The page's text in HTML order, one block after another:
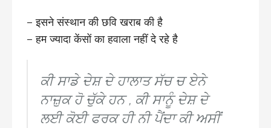
– इसने संस्थान की छवि खराब की है
– हम ज्यादा केंसों का हवाला नहीं दे रहे है
ਕੀ ਸਾਡੇ ਦੇਸ਼ ਦੇ ਹਾਲਾਤ ਸੱਚ ਚ ਏਨੇ
ਨਾਜ਼ੁਕ ਹੋ ਚੁੱਕੇ ਹਨ , ਕੀ ਸਾਨੂੰ ਦੇਸ਼ ਦੇ
ਲਈ ਕੋਈ ਫਰਕ ਹੀ ਨੀ ਪੈਂਦਾ ਕੀ ਅਸੀਂ